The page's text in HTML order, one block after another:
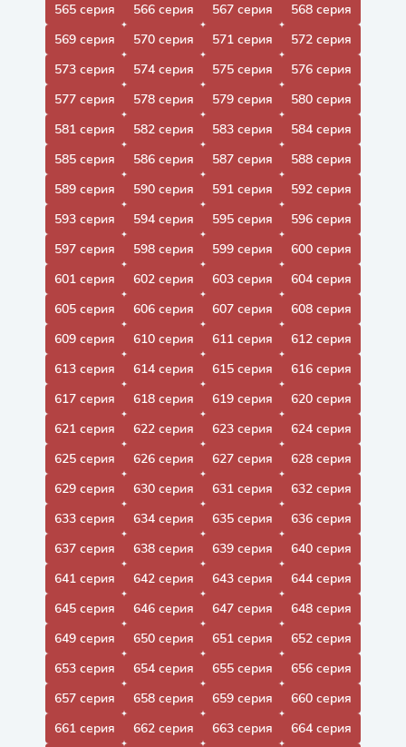
565 серия
566 серия 567 серия
568 серия
569 серия
570 серия 571 серия
572 серия
573 серия
574 серия 575 серия
576 серия
577 серия
578 серия 579 серия
580 серия
581 серия
582 серия 583 серия
584 серия
585 серия
586 серия 587 серия
588 серия
589 серия
590 серия 591 серия
592 серия
593 серия
594 серия 595 серия
596 серия
597 серия
598 серия 599 серия
600 серия
601 серия
602 серия 603 серия
604 серия
605 серия
606 серия 607 серия
608 серия
609 серия
610 серия 611 серия
612 серия
613 серия
614 серия 615 серия
616 серия
617 серия
618 серия 619 серия
620 серия
621 серия
622 серия 623 серия
624 серия
625 серия
626 серия 627 серия
628 серия
629 серия
630 серия 631 серия
632 серия
633 серия
634 серия 635 серия
636 серия
637 серия
638 серия 639 серия
640 серия
641 серия
642 серия 643 серия
644 серия
645 серия
646 серия 647 серия
648 серия
649 серия
650 серия 651 серия
652 серия
653 серия
654 серия 655 серия
656 серия
657 серия
658 серия 659 серия
660 серия
661 серия
662 серия 663 серия
664 серия